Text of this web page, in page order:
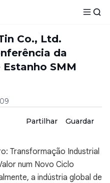
Co., Ltd.
da
SMM
Partilhar Guardar
Transformação Industrial
num Novo Ciclo
a indústria global de